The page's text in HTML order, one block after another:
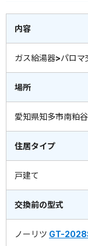
内容
ガス給湯器>パロマ
場所
愛知県知多市南粕谷
住居タイプ
戸建て
交換前の型式
ノーリツ GT-